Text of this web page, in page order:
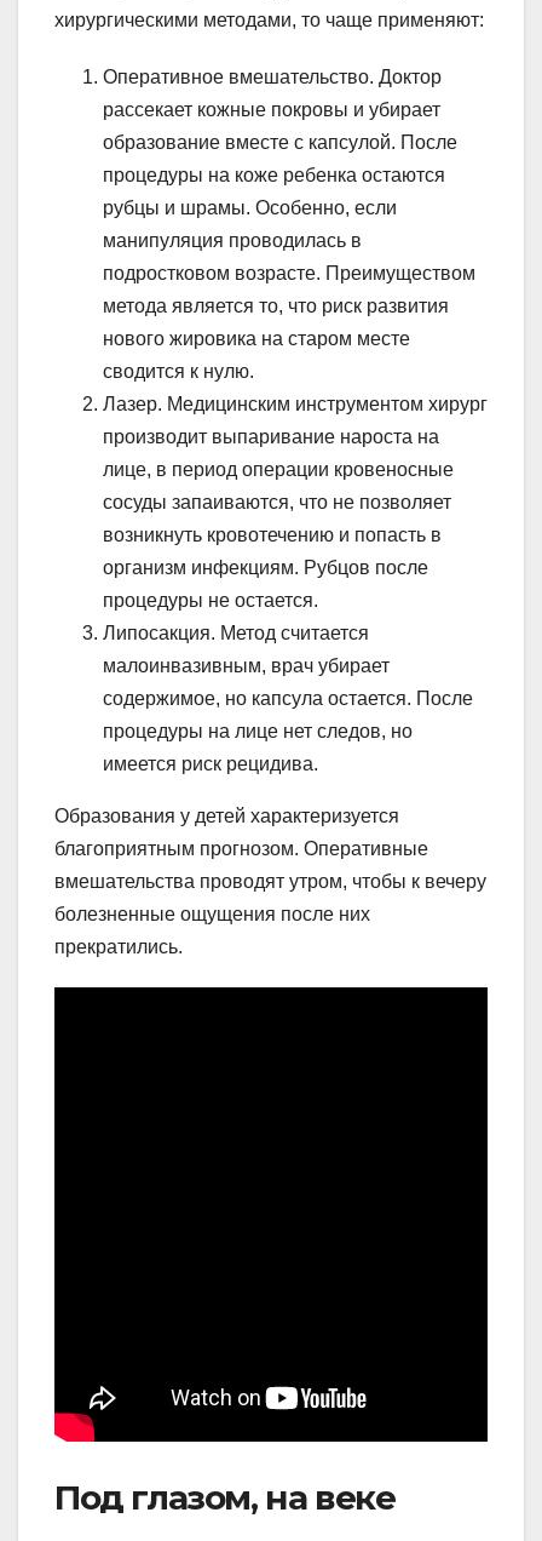
хирургическими методами, то чаще применяют:
Оперативное вмешательство. Доктор
рассекает кожные покровы и убирает
образование вместе с капсулой. После
процедуры на коже ребенка остаются
рубцы и шрамы. Особенно, если
манипуляция проводилась в
подростковом возрасте. Преимуществом
метода является то, что риск развития
нового жировика на старом месте
сводится к нулю.
Лазер. Медицинским инструментом хирург
производит выпаривание нароста на
лице, в период операции кровеносные
сосуды запаиваются, что не позволяет
возникнуть кровотечению и попасть в
организм инфекциям. Рубцов после
процедуры не остается.
Липосакция. Метод считается
малоинвазивным, врач убирает
содержимое, но капсула остается. После
процедуры на лице нет следов, но
имеется риск рецидива.
Образования у детей характеризуется
благоприятным прогнозом. Оперативные
вмешательства проводят утром, чтобы к вечеру
болезненные ощущения после них
прекратились.
Под глазом, на веке